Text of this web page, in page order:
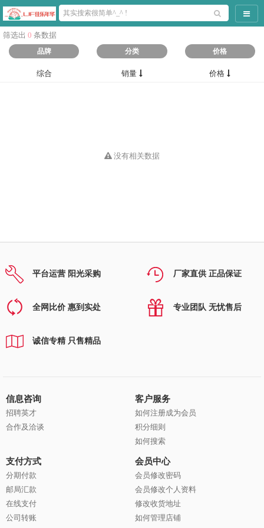
导航
筛选出 0 条数据
品牌 分类 价格
综合 销量 价格
没有相关数据
平台运营 阳光采购 厂家直供 正品保证
全网比价 惠到实处 专业团队 无忧售后
诚信专精 只售精品
信息咨询
招聘英才
合作及洽谈
客户服务
如何注册成为会员
积分细则
如何搜索
支付方式
分期付款
邮局汇款
在线支付
公司转账
会员中心
会员修改密码
会员修改个人资料
修改收货地址
如何管理店铺